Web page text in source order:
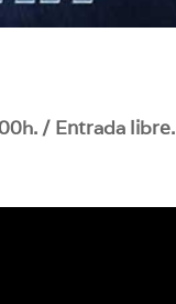
/ Entrada libre.